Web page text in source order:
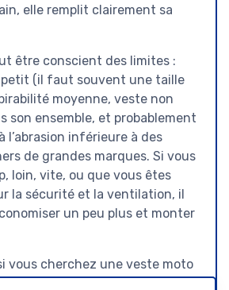
elle remplit clairement sa
être conscient des limites :
(il faut souvent une taille
moyenne, veste non
son ensemble, et probablement
l’abrasion inférieure à des
de grandes marques. Si vous
loin, vite, ou que vous êtes
la sécurité et la ventilation, il
un peu plus et monter
vous cherchez une veste moto
qualité-prixpour un usage